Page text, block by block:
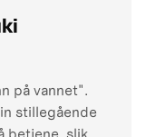
på vannet".
stillegående
betjene, slik